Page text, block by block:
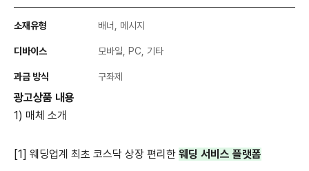
소재유형 배너, 메시지
디바이스 모바일, PC, 기타
과금 방식 구좌제
광고상품 내용
1) 매체 소개
[1] 웨딩업계 최초 코스닥 상장 편리한 웨딩 서비스 플랫폼